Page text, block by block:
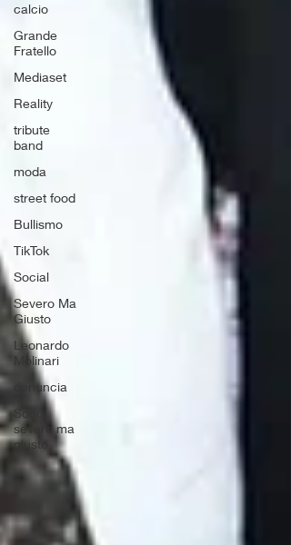
calcio
Grande
Fratello
Mediaset
Reality
tribute
band
moda
street food
Bullismo
TikTok
Social
Severo Ma
Giusto
Leonardo
Molinari
denuncia
Sono
severo ma
giusto